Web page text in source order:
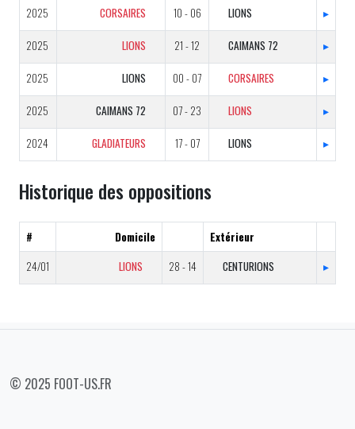
2025 CORSAIRES 10 - 06 LIONS ▸
2025 LIONS 21 - 12 CAIMANS 72 ▸
2025 LIONS 00 - 07 CORSAIRES ▸
2025 CAIMANS 72 07 - 23 LIONS ▸
2024 GLADIATEURS 17 - 07 LIONS ▸
Historique des oppositions
# Domicile
Extérieur
24/01
LIONS 28 - 14 CENTURIONS ▸
© 2025 FOOT-US.FR